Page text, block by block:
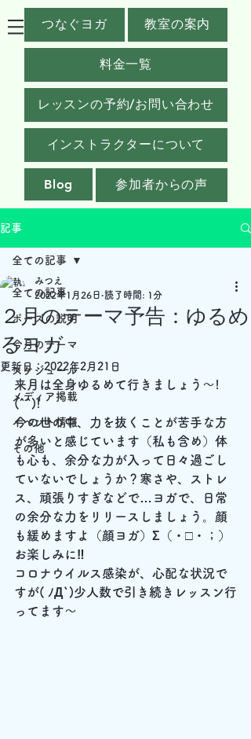
つなぐヨガ 教室の案内
料金一覧
レッスンの予約/お問い合わせ
インストラクターについて
Blog 参加者からの声
記事
全ての記事
ポーズの説明
今月のテーマ
スケジュール
メディア掲載
イベント情報
その他
全ての記事
２月のテーマ予告：ゆるめ
るヨガ
みつえ
2022年1月26日 読了時間: 1分
更新日：2022年2月21日
来月は全身ゆるめて行きましょう～!
(^^)!
今の世の中、力を抜くことが苦手な方
が多いと感じています（私も含め）体
も心も、余分な力が入って日々過ごし
ていないでしょうか？寒さや、ストレ
ス、頑張りすぎなどで…ヨガで、日常
の余分な力をリリースしましょう。顔
も緩めますよ（顔ヨガ）Σ（・□・；）
お楽しみに‼
コロナウイルス感染が、心配な状況で
すが( ﾉД`)少人数で引き続きレッスン行
ってます～